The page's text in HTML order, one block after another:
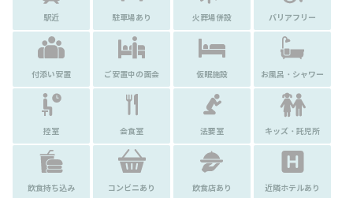
駅近 駐車場あり 火葬場併設 バリアフリー
付添い安置 ご安置中の面会 仮眠施設 お風呂・シャワー
控室 会食室 法要室 キッズ・託児所
飲食持ち込み コンビニあり 飲食店あり 近隣ホテルあり